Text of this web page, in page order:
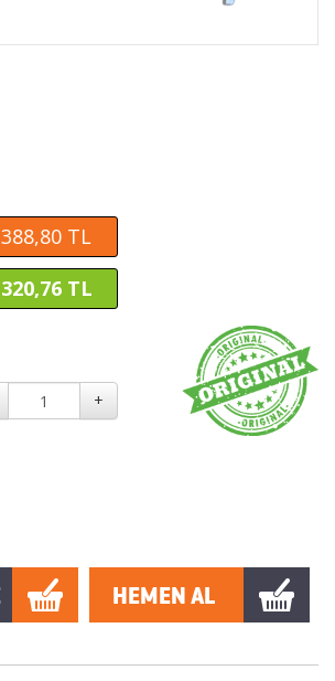
388,80 TL
320,76 TL